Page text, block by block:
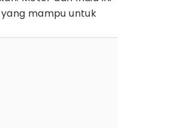
mampu untuk